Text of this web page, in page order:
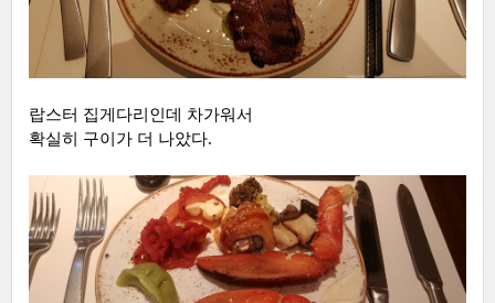
랍스터 집게다리인데 차가워서
확실히 구이가 더 나았다.